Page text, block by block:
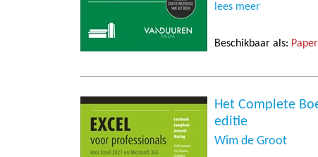
lees meer
Beschikbaar als:
Het Complete
editie
Wim de Groot